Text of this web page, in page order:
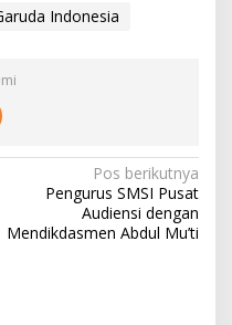
Indonesia
Pos berikutnya
Pengurus SMSI Pusat
Audiensi dengan
Mendikdasmen Abdul Mu’ti